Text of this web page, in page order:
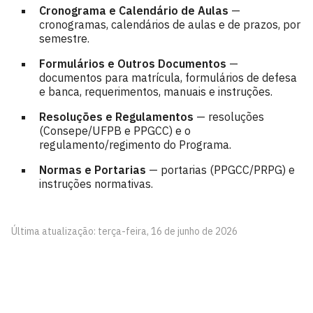
Cronograma e Calendário de Aulas —
cronogramas, calendários de aulas e de prazos, por
semestre.
Formulários e Outros Documentos —
documentos para matrícula, formulários de defesa
e banca, requerimentos, manuais e instruções.
Resoluções e Regulamentos — resoluções
(Consepe/UFPB e PPGCC) e o
regulamento/regimento do Programa.
Normas e Portarias — portarias (PPGCC/PRPG) e
instruções normativas.
Última atualização: terça-feira, 16 de junho de 2026